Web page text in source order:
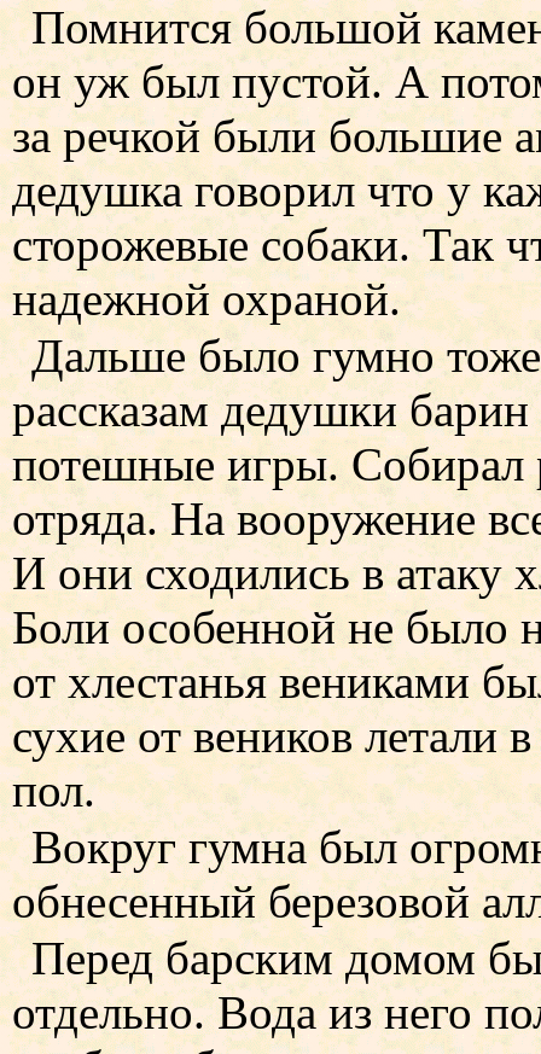
Помнится большой
он уж был пустой. А
за речкой были большие
дедушка говорил что у
сторожевые собаки. Так
надежной охраной.
Дальше было гумно
рассказам дедушки
потешные игры. Собирал
отряда. На вооружение
И они сходились в атаку
Боли особенной не было
от хлестанья вениками
сухие от веников летали
пол.
Вокруг гумна был
обнесенный березовой
Перед барским домом
отдельно. Вода из него